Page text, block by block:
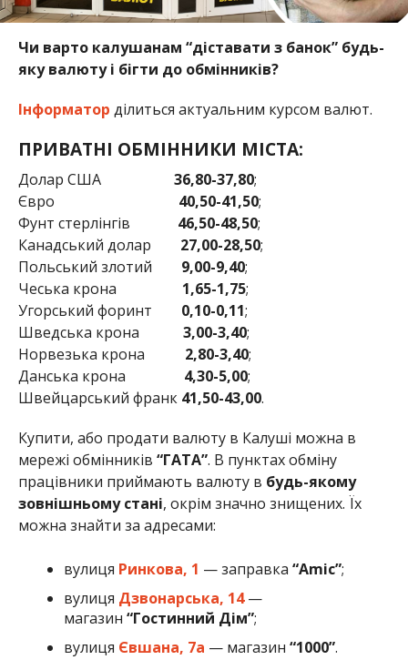
Чи варто калушанам “діставати з банок” будь-
яку валюту і бігти до обмінників?
Інформатор ділиться актуальним курсом валют.
ПРИВАТНІ ОБМІННИКИ МІСТА:
Долар США 36,80-37,80;
Євро
40,50-41,50;
Фунт стерлінгів
46,50-48,50;
Канадський долар 27,00-28,50;
Польський злотий
9,00-9,40;
Чеська крона 1,65-1,75;
Угорський форинт 0,10-0,11;
Шведська крона 3,00-3,40;
Норвезька крона 2,80-3,40;
Данська крона 4,30-5,00;
Швейцарський франк 41,50-43,00.
Купити, або продати валюту в Калуші можна в
мережі обмінників “ГАТА”. В пунктах обміну
працівники приймають валюту в будь-якому
зовнішньому стані, окрім значно знищених. Їх
можна знайти за адресами:
вулиця Ринкова, 1 — заправка “Amic”;
вулиця Дзвонарська, 14—
магазин “Гостинний Дім”;
вулиця Євшана, 7а — магазин “1000”.